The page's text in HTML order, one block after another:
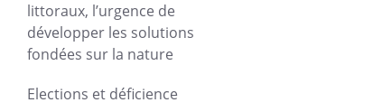
littoraux, l’urgence de
développer les solutions
fondées sur la nature
Elections et déficience